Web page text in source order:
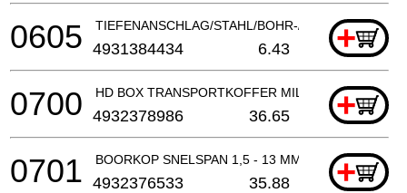
TIEFENANSCHLAG/STAHL/BOHR-/KOMBIHAMMER
+
0605 4931384434 6.43
HD BOX TRANSPORTKOFFER MILWAUKEE (MAAT
+
0700 4932378986 36.65
BOORKOP SNELSPAN 1,5 - 13 MM, 1/2" X 20 MET
+
0701 4932376533 35.88